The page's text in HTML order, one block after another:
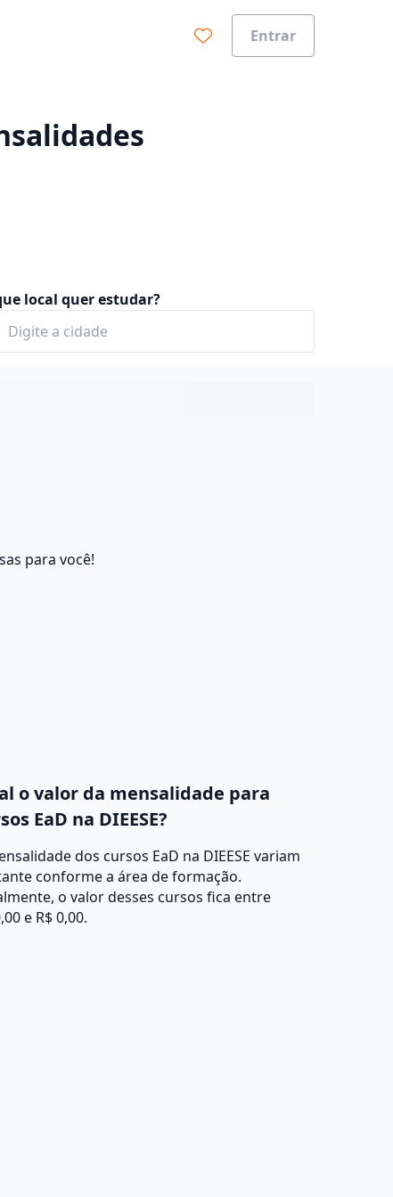
Entrar
local quer estudar?
para você!
o valor da mensalidade para
EaD na DIEESE?
dos cursos EaD na DIEESE variam
conforme a área de formação.
o valor desses cursos fica entre
e R$ 0,00.